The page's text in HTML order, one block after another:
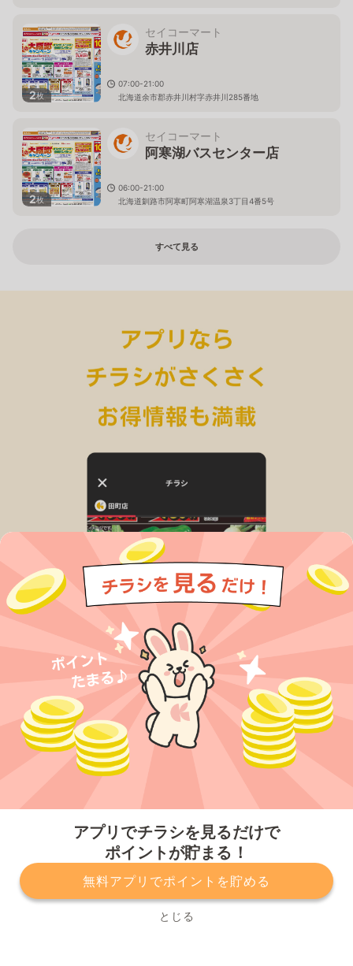
アプリでチラシを見るだけで
ポイントが貯まる！
無料アプリでポイントを貯める
とじる
2枚
セイコーマート
赤井川店
07:00-21:00
北海道余市郡赤井川村字赤井川285番地
2枚
セイコーマート
阿寒湖バスセンター店
06:00-21:00
北海道釧路市阿寒町阿寒湖温泉3丁目4番5号
すべて見る
プライバシーポリシー 利用規約
運営会社
サービスに関してのお問い合わせ